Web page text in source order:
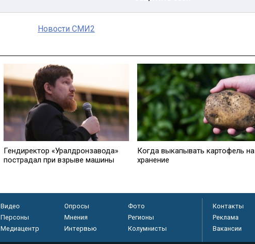
Новости СМИ2
Гендиректор «Уралдронзавода»
пострадал при взрыве машины
Когда выкапывать картофель на
хранение
Видео Опросы
Фото
Персоны
Мнения
Регионы
Медиацентр
Интервью Колумнисты
Контакты
Реклама
Вакансии